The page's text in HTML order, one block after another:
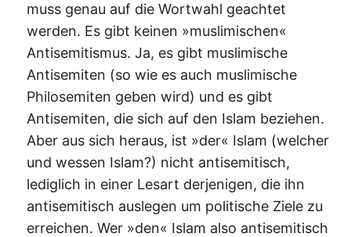
muss genau auf die Wortwahl geachtet
werden. Es gibt keinen »muslimischen«
Antisemitismus. Ja, es gibt muslimische
Antisemiten (so wie es auch muslimische
Philosemiten geben wird) und es gibt
Antisemiten, die sich auf den Islam beziehen.
Aber aus sich heraus, ist »der« Islam (welcher
und wessen Islam?) nicht antisemitisch,
lediglich in einer Lesart derjenigen, die ihn
antisemitisch auslegen um politische Ziele zu
erreichen. Wer »den« Islam also antisemitisch